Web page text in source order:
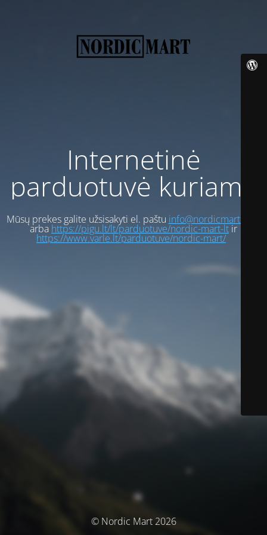
Internetinė
parduotuvė kuriama
Mūsų prekes galite užsisakyti el. paštu info@nordicmart.com
arba https://pigu.lt/lt/parduotuve/nordic-mart-ltir
https://www.varle.lt/parduotuve/nordic-mart/
© Nordic Mart 2026